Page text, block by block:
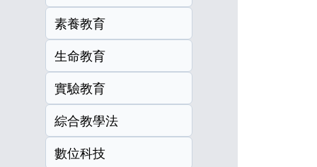
素養教育
生命教育
實驗教育
綜合教學法
數位科技